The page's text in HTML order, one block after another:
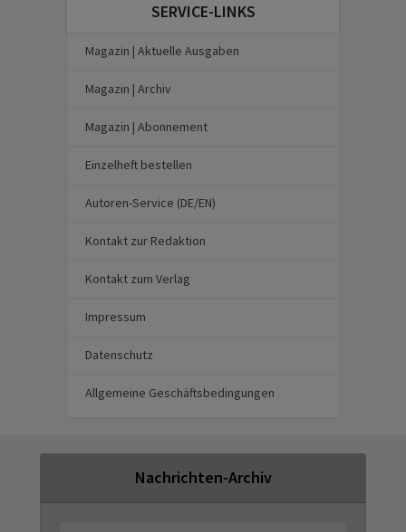
SERVICE-LINKS
Magazin | Aktuelle Ausgaben
Magazin | Archiv
Magazin | Abonnement
Einzelheft bestellen
Autoren-Service (DE/EN)
Kontakt zur Redaktion
Kontakt zum Verlag
Impressum
Datenschutz
Allgemeine Geschäftsbedingungen
Nachrichten-Archiv